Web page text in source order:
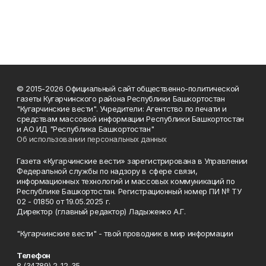
© 2015-2026 Официальный сайт общественно-политической
газеты Кугарчинского района Республики Башкортостан
"Кугарчинские вести". Учредители: Агентство по печати и
средствам массовой информации Республики Башкортостан
и АО ИД "Республика Башкортостан"
Об использовании персональных данных
Газета «Кугарчинские вести» зарегистрирована в Управлении
Федеральной службы по надзору в сфере связи,
информационных технологий и массовых коммуникаций по
Республике Башкортостан. Регистрационный номер ПИ № ТУ
02 - 01850 от 19.05.2025 г.
Директор (главный редактор) Ладыженко А.Г.
"Кугарчинские вести" - твой проводник в мир информации
Телефон